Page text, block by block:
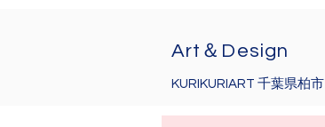
Art＆Design
KURIKURIART 千葉県柏市